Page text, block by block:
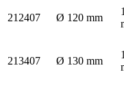
212407 Ø 120 mm
213407 Ø 130 mm